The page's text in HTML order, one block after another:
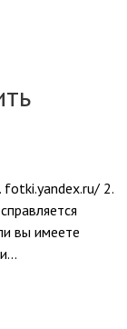
2.
вы имеете